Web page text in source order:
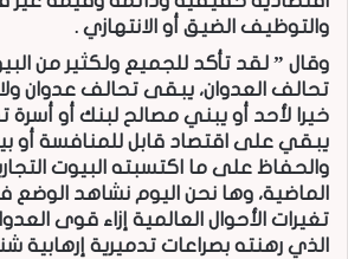
والتوظيف الضيق أو الانتهازي .
وقال ” لقد تأكد للجميع ولكثير من
تحالف العدوان، يبقى تحالف عدوان
خيرا لأحد أو يبني مصالح لبنك أو أسرة
يبقي على اقتصاد قابل للمنافسة أو
والحفاظ على ما اكتسبته البيوت
الماضية، وها نحن اليوم نشاهد
تغيرات الأحوال العالمية إزاء قوى
الذي رهنته بصراعات تدميرية إرهابية